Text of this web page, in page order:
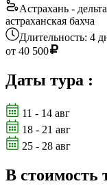
Астрахань -
астраханская бахча
Длительность: 4
от 40 500
Даты тура :
11 - 14 авг
18 - 21 авг
25 - 28 авг
В стоимость